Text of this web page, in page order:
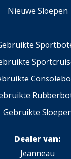
Nieuwe Sloepen
Gebruikte Sloepen
Dealer van:
Jeanneau